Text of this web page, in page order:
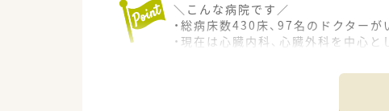
＼こんな病院です／
・総病床数430床、97名のドクターが
・現在は心臓内科、心臓外科を中心
・年間で心臓カテーテル検査約
・教育にも力を入れており、外国か